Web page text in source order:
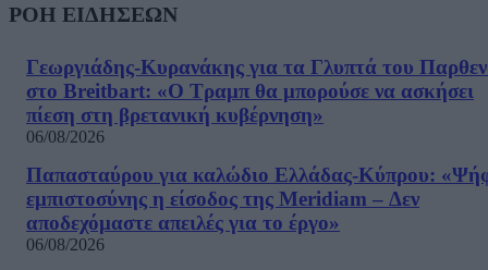
ΡΟΗ ΕΙΔΗΣΕΩΝ
Γεωργιάδης-Κυρανάκης για τα Γλυπτά του
στο Breitbart: «Ο Τραμπ θα μπορούσε να ασκήσει
πίεση στη βρετανική κυβέρνηση»
06/08/2026
Παπασταύρου για καλώδιο Ελλάδας-Κύπρου:
εμπιστοσύνης η είσοδος της Meridiam – Δεν
αποδεχόμαστε απειλές για το έργο»
06/08/2026